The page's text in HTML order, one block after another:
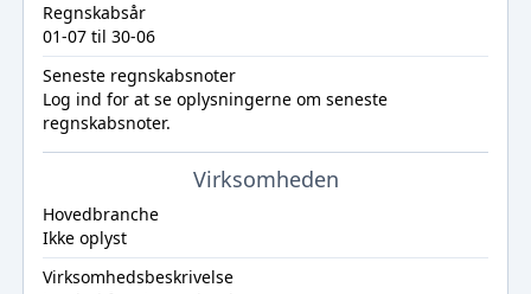
Regnskabsår
01-07 til 30-06
Seneste regnskabsnoter
Log ind for at se oplysningerne om seneste
regnskabsnoter.
Virksomheden
Hovedbranche
Ikke oplyst
Virksomhedsbeskrivelse